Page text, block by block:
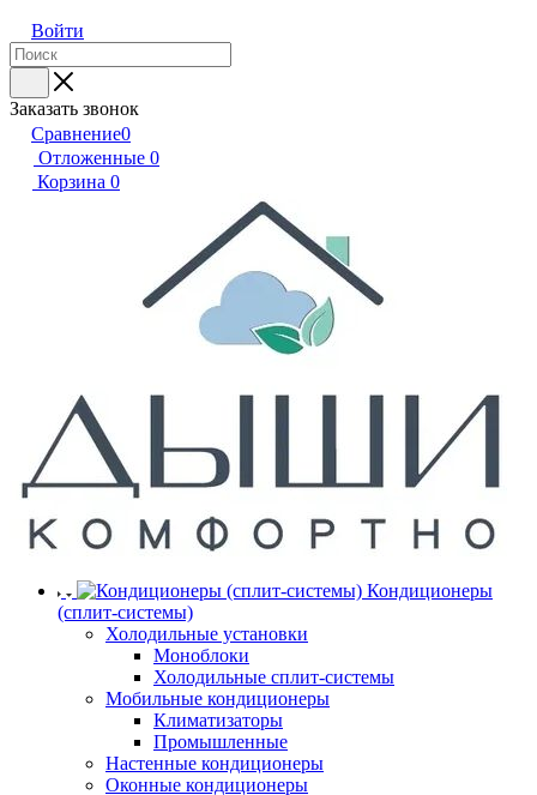
Войти
Заказать звонок
Сравнение0
Отложенные 0
Корзина 0
Кондиционеры
(сплит-системы)
Холодильные установки
Моноблоки
Холодильные сплит-системы
Мобильные кондиционеры
Климатизаторы
Промышленные
Настенные кондиционеры
Оконные кондиционеры